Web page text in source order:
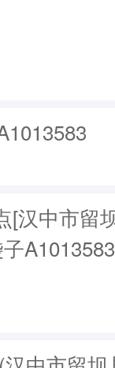
[汉中市留